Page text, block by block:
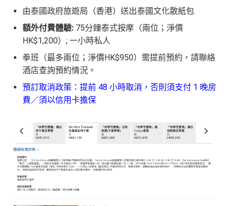
由泰國政府旅遊局（香港）送出泰國文化散紙包
額外付費體驗: 75分鐘泰式按摩（兩位；淨價
HK$1,200）; 一小時私人
拳班（最多兩位；淨價HK$950）需提前預約，請聯絡
酒店查詢預約情況。
預訂取消政策：提前 48 小時取消，否則須支付 1 晚房
費／須以信用卡擔保